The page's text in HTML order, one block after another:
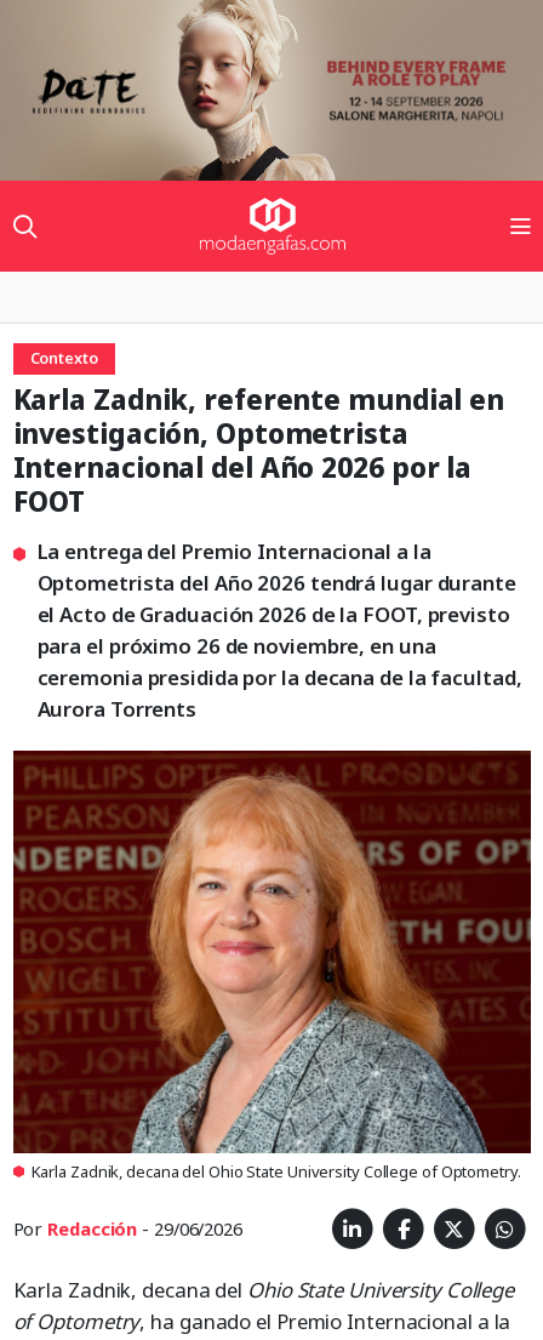
Contexto
Karla Zadnik, referente mundial en
investigación, Optometrista
Internacional del Año 2026 por la
FOOT
La entrega del Premio Internacional a la
Optometrista del Año 2026 tendrá lugar durante
el Acto de Graduación 2026 de la FOOT, previsto
para el próximo 26 de noviembre, en una
ceremonia presidida por la decana de la facultad,
Aurora Torrents
Karla Zadnik, decana del Ohio State University College of Optometry.
Por Redacción - 29/06/2026
Karla Zadnik, decana del Ohio State University College
of Optometry, ha ganado el Premio Internacional a la